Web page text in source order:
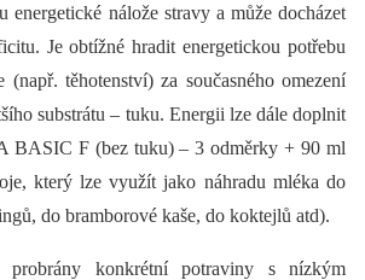
energetické nálože stravy a může docházet
Je obtížné hradit energetickou potřebu
těhotenství) za současného omezení
substrátu –⁠ tuku. Energii lze dále doplnit
BASIC F (bez tuku) –⁠ 3 odměrky + 90 ml
který lze využít jako náhradu mléka do
do bramborové kaše, do koktejlů atd).
probrány konkrétní potraviny s nízkým